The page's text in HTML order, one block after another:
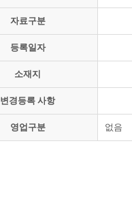
자료구분
등록일자
소재지
변경등록 사항
영업구분 없음